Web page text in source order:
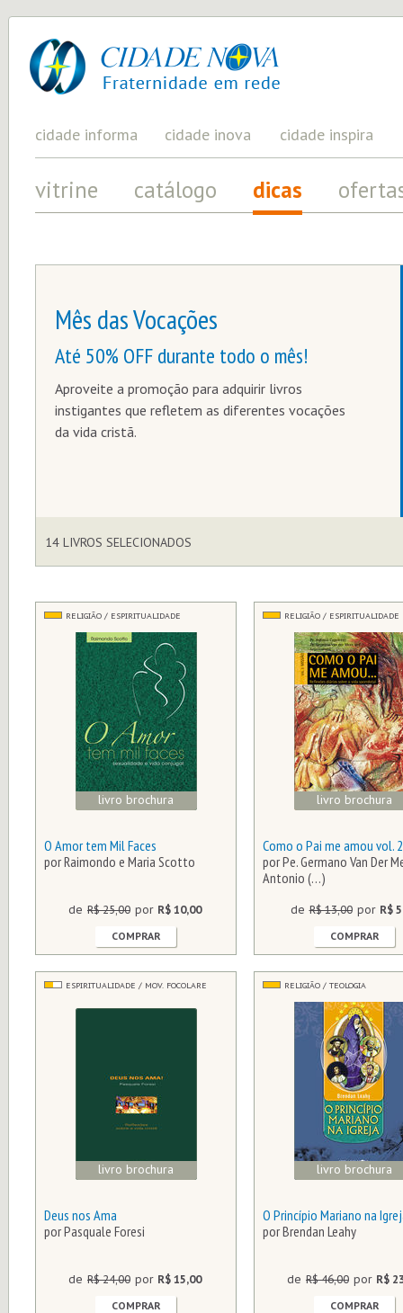
cidade
nova
UM
PROJETO
PELA
FRATERNIDADE
cidade informa cidade inova cidade inspira
vitrine catálogo dicas
Mês das Vocações
Até 50% OFF durante todo o mês!
Aproveite a promoção para adquirir livros
instigantes que refletem as diferentes vocações
da vida cristã.
14 LIVROS SELECIONADOS
RELIGIÃO / ESPIRITUALIDADE
livro brochura
O Amor tem Mil Faces
por Raimondo e Maria Scotto
de R$ 25,00 por R$ 10,00
COMPRAR
RELIGIÃO / ESPIRITUALIDADE
livro brochura
Como o Pai me amou vol. 2
por Pe. Germano Van Der
Antonio (…)
de R$ 13,00 por R$
COMPRAR
ESPIRITUALIDADE / MOV. FOCOLARE
livro brochura
Deus nos Ama
por Pasquale Foresi
de R$ 24,00 por R$ 15,00
COMPRAR
RELIGIÃO / TEOLOGIA
livro brochura
O Princípio Mariano na
por Brendan Leahy
de R$ 46,00 por R$
COMPRAR